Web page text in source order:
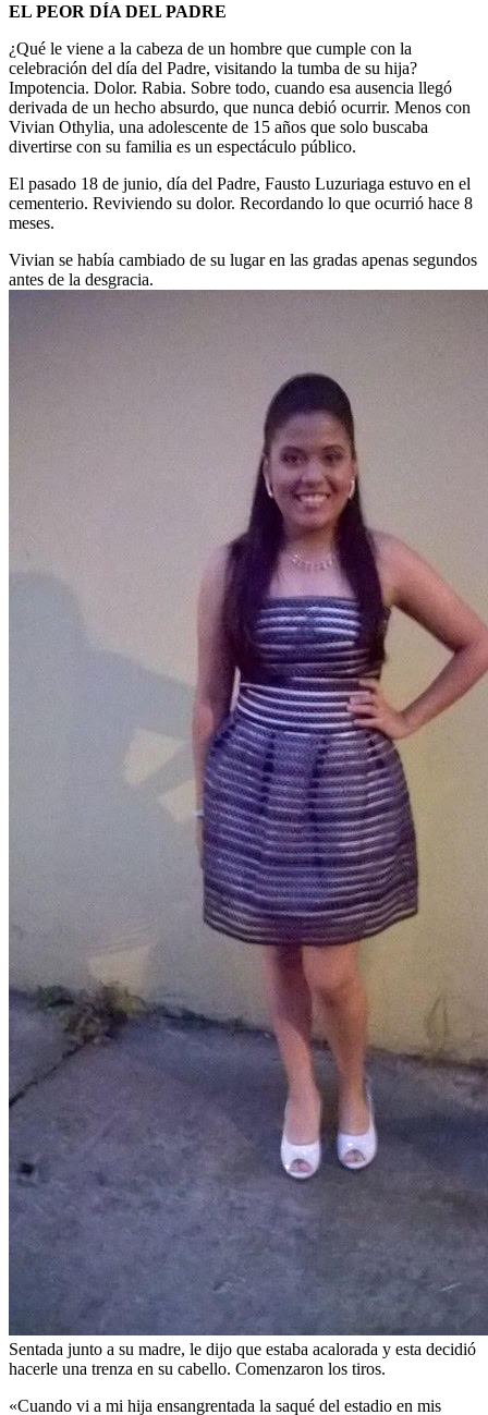
EL PEOR DÍA DEL PADRE
¿Qué le viene a la cabeza de un hombre que cumple con la
celebración del día del Padre, visitando la tumba de su hija?
Impotencia. Dolor. Rabia. Sobre todo, cuando esa ausencia llegó
derivada de un hecho absurdo, que nunca debió ocurrir. Menos con
Vivian Othylia, una adolescente de 15 años que solo buscaba
divertirse con su familia es un espectáculo público.
El pasado 18 de junio, día del Padre, Fausto Luzuriaga estuvo en el
cementerio. Reviviendo su dolor. Recordando lo que ocurrió hace 8
meses.
Vivian se había cambiado de su lugar en las gradas apenas segundos
antes de la desgracia.
Sentada junto a su madre, le dijo que estaba acalorada y esta decidió
hacerle una trenza en su cabello. Comenzaron los tiros.
«Cuando vi a mi hija ensangrentada la saqué del estadio en mis